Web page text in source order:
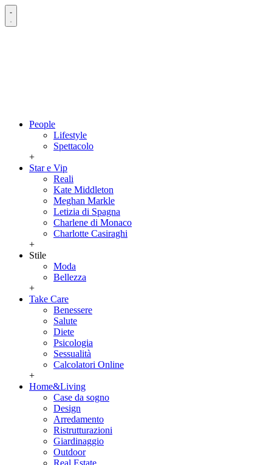
People
Lifestyle
Spettacolo
+
Star e Vip
Reali
Kate Middleton
Meghan Markle
Letizia di Spagna
Charlene di Monaco
Charlotte Casiraghi
+
Stile
Moda
Bellezza
+
Take Care
Benessere
Salute
Diete
Psicologia
Sessualità
Calcolatori Online
+
Home&Living
Case da sogno
Design
Arredamento
Ristrutturazioni
Giardinaggio
Outdoor
Real Estate